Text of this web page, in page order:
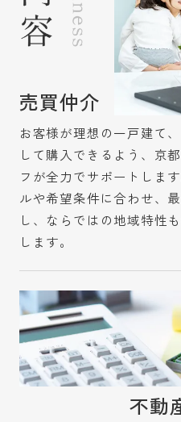
売買仲介
お客様が理想の一戸建て
して購入できるよう、京
フが全力でサポートしま
ルや希望条件に合わせ、
し、ならではの地域特性
します。
不動